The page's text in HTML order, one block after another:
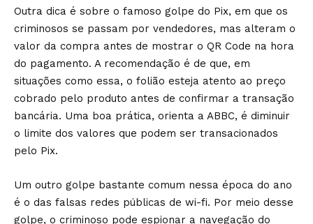
Outra dica é sobre o famoso golpe do Pix, em que os
criminosos se passam por vendedores, mas alteram o
valor da compra antes de mostrar o QR Code na hora
do pagamento. A recomendação é de que, em
situações como essa, o folião esteja atento ao preço
cobrado pelo produto antes de confirmar a transação
bancária. Uma boa prática, orienta a ABBC, é diminuir
o limite dos valores que podem ser transacionados
pelo Pix.
Um outro golpe bastante comum nessa época do ano
é o das falsas redes públicas de wi-fi. Por meio desse
golpe, o criminoso pode espionar a navegação do